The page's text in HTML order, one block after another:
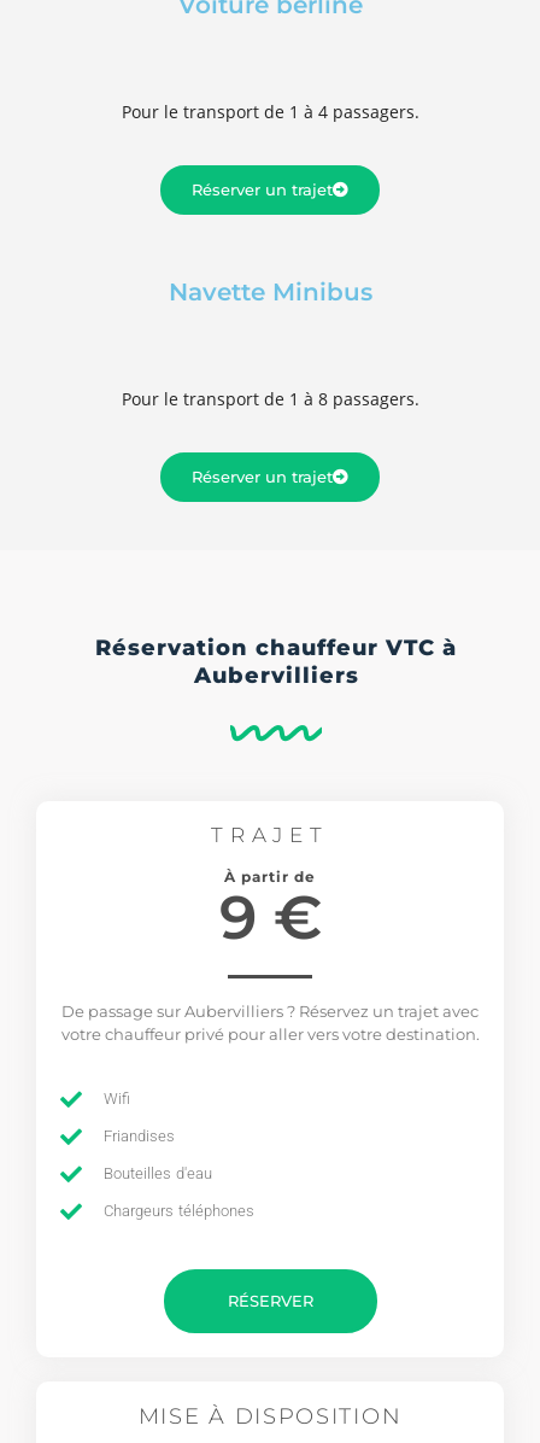
Pour le transport de 1 à 4 passagers.
Réserver un trajet
Navette Minibus
Pour le transport de 1 à 8 passagers.
Réserver un trajet
Réservation chauffeur VTC à
Aubervilliers
TRAJET
À partir de
9 €
De passage sur Aubervilliers ? Réservez un trajet avec
votre chauffeur privé pour aller vers votre destination.
Wifi
Friandises
Bouteilles d'eau
Chargeurs téléphones
RÉSERVER
MISE À DISPOSITION